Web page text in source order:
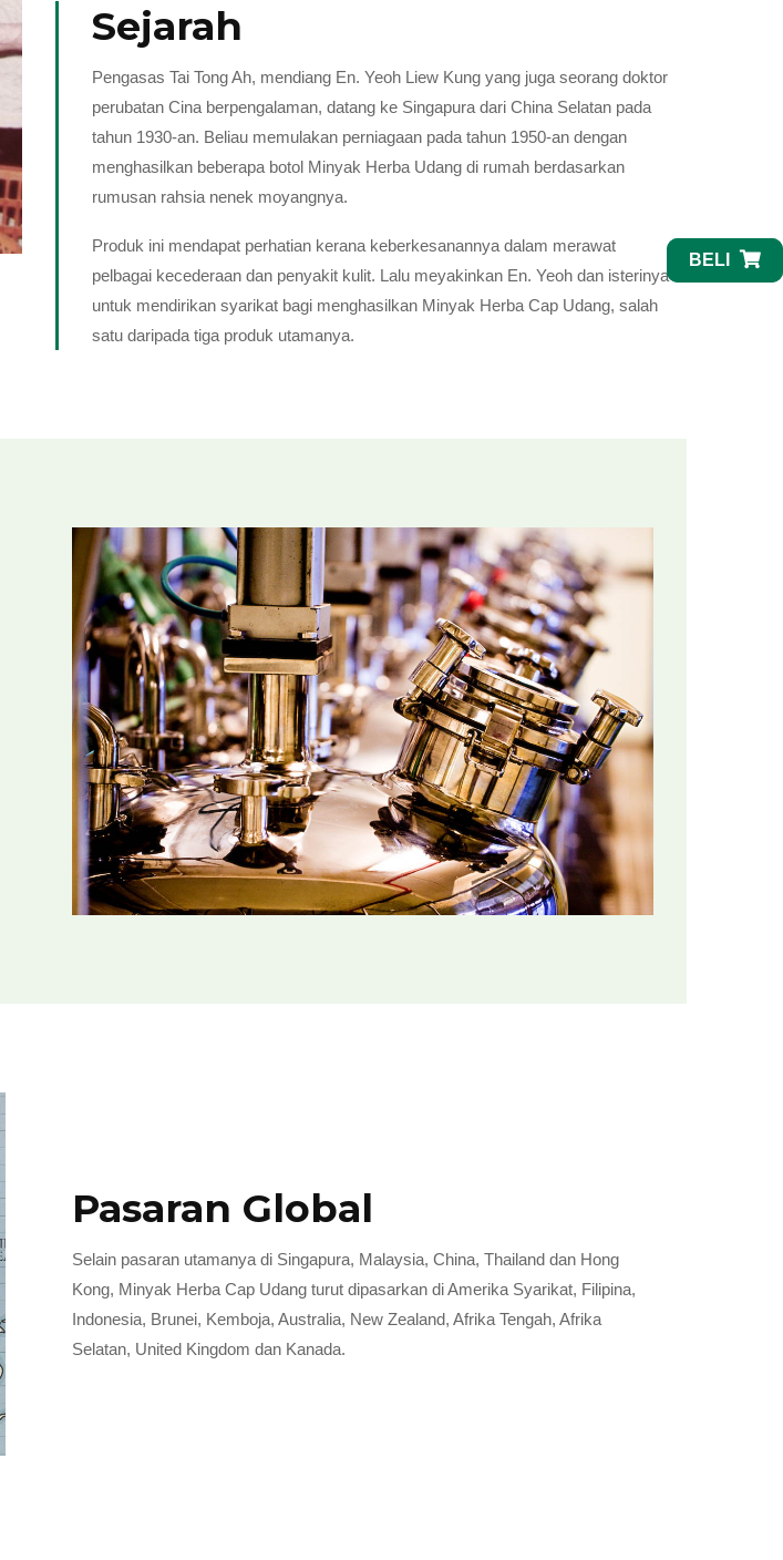
Sejarah
Pengasas Tai Tong Ah, mendiang En. Yeoh Liew Kung yang juga seorang doktor
perubatan Cina berpengalaman, datang ke Singapura dari China Selatan pada
tahun 1930-an. Beliau memulakan perniagaan pada tahun 1950-an dengan
menghasilkan beberapa botol Minyak Herba Udang di rumah berdasarkan
rumusan rahsia nenek moyangnya.
Produk ini mendapat perhatian kerana keberkesanannya dalam merawat
pelbagai kecederaan dan penyakit kulit. Lalu meyakinkan En. Yeoh dan isterinya
untuk mendirikan syarikat bagi menghasilkan Minyak Herba Cap Udang, salah
satu daripada tiga produk utamanya.
Pasaran Global
Selain pasaran utamanya di Singapura, Malaysia, China, Thailand dan Hong
Kong, Minyak Herba Cap Udang turut dipasarkan di Amerika Syarikat, Filipina,
Indonesia, Brunei, Kemboja, Australia, New Zealand, Afrika Tengah, Afrika
Selatan, United Kingdom dan Kanada.
BELI